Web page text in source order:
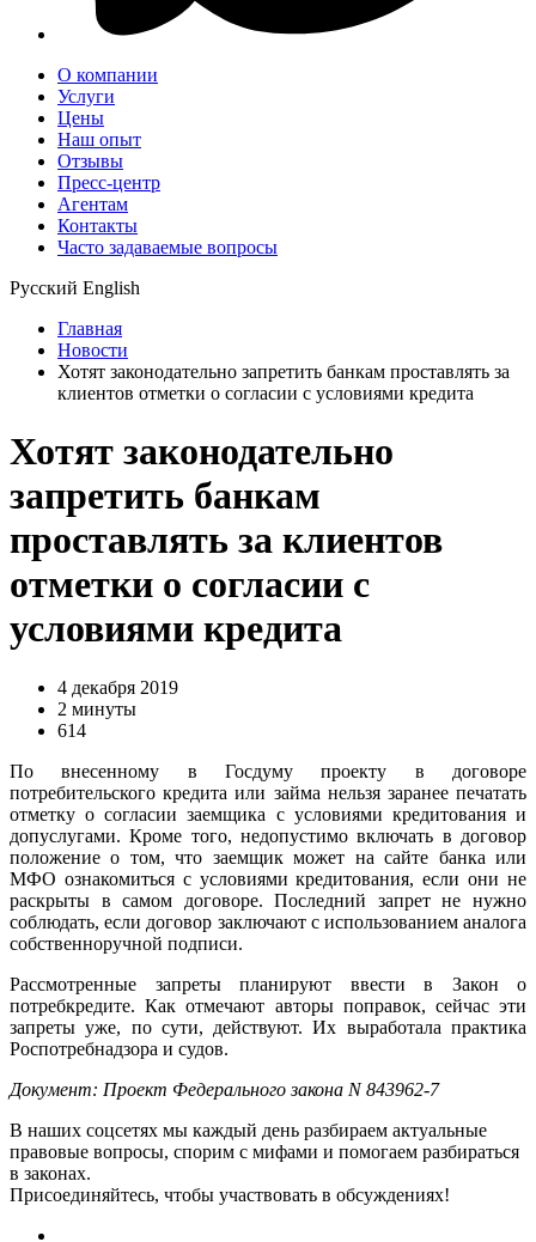
О компании
Услуги
Цены
Наш опыт
Отзывы
Пресс-центр
Агентам
Контакты
Часто задаваемые вопросы
Русский English
Главная
Новости
Хотят законодательно запретить банкам проставлять за
клиентов отметки о согласии с условиями кредита
Хотят законодательно
запретить банкам
проставлять за клиентов
отметки о согласии с
условиями кредита
4 декабря 2019
2 минуты
614
По внесенному в Госдуму проекту в договоре
потребительского кредита или займа нельзя заранее печатать
отметку о согласии заемщика с условиями кредитования и
допуслугами. Кроме того, недопустимо включать в договор
положение о том, что заемщик может на сайте банка или
МФО ознакомиться с условиями кредитования, если они не
раскрыты в самом договоре. Последний запрет не нужно
соблюдать, если договор заключают с использованием аналога
собственноручной подписи.
Рассмотренные запреты планируют ввести в Закон о
потребкредите. Как отмечают авторы поправок, сейчас эти
запреты уже, по сути, действуют. Их выработала практика
Роспотребнадзора и судов.
Документ: Проект Федерального закона N 843962-7
В наших соцсетях мы каждый день разбираем актуальные
правовые вопросы, спорим с мифами и помогаем разбираться
в законах.
Присоединяйтесь, чтобы участвовать в обсуждениях!